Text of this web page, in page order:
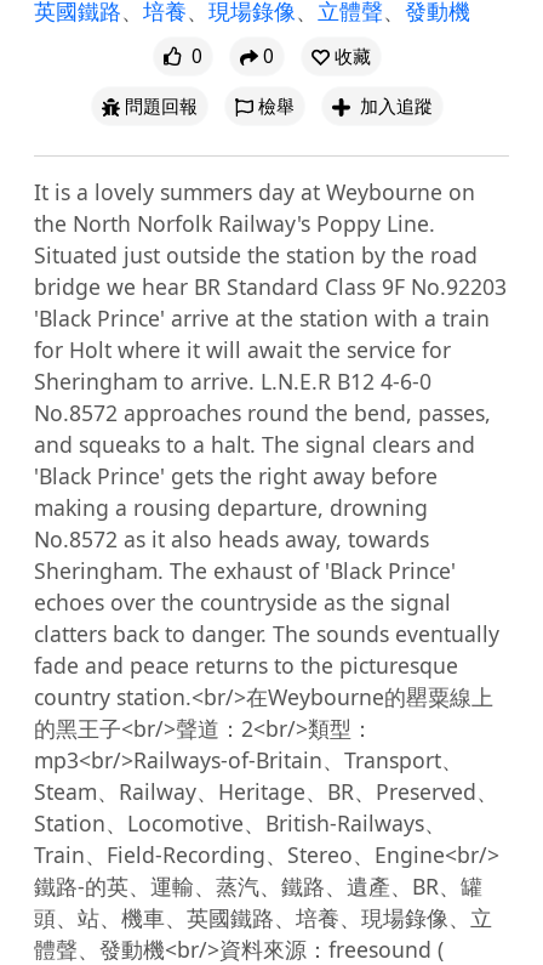
英國鐵路、 培養、 現場錄像、 立體聲、 發動機
0 0
收藏
問題回報
檢舉 加入追蹤
It is a lovely summers day at Weybourne on
the North Norfolk Railway's Poppy Line.
Situated just outside the station by the road
bridge we hear BR Standard Class 9F No.92203
'Black Prince' arrive at the station with a train
for Holt where it will await the service for
Sheringham to arrive. L.N.E.R B12 4-6-0
No.8572 approaches round the bend, passes,
and squeaks to a halt. The signal clears and
'Black Prince' gets the right away before
making a rousing departure, drowning
No.8572 as it also heads away, towards
Sheringham. The exhaust of 'Black Prince'
echoes over the countryside as the signal
clatters back to danger. The sounds eventually
fade and peace returns to the picturesque
country station.<br/>在Weybourne的罌粟線上
的黑王子<br/>聲道：2<br/>類型：
mp3<br/>Railways-of-Britain、Transport、
Steam、Railway、Heritage、BR、Preserved、
Station、Locomotive、British-Railways、
Train、Field-Recording、Stereo、Engine<br/>
鐵路-的英、運輸、蒸汽、鐵路、遺產、BR、罐
頭、站、機車、英國鐵路、培養、現場錄像、立
體聲、發動機<br/>資料來源：freesound (